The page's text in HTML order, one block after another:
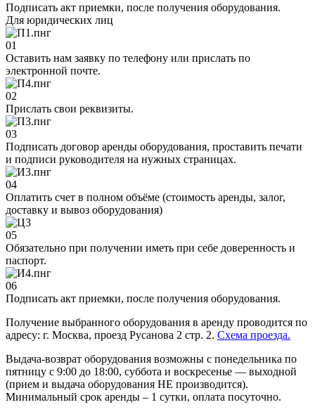
Подписать акт приемки, после получения оборудования.
Для юридических лиц
01
Оставить нам заявку по телефону или прислать по
электронной почте.
02
Прислать свои реквизиты.
03
Подписать договор аренды оборудования, проставить печати
и подписи руководителя на нужных страницах.
04
Оплатить счет в полном объёме (стоимость аренды, залог,
доставку и вывоз оборудования)
05
Обязательно при получении иметь при себе доверенность и
паспорт.
06
Подписать акт приемки, после получения оборудования.
Получение выбранного оборудования в аренду проводится по
адресу: г. Москва, проезд Русанова 2 стр. 2. Схема проезда.
Выдача-возврат оборудования возможны с понедельника по
пятницу с 9:00 до 18:00, суббота и воскресенье — выходной
(прием и выдача оборудования НЕ производится).
Минимальный срок аренды – 1 сутки, оплата посуточно.